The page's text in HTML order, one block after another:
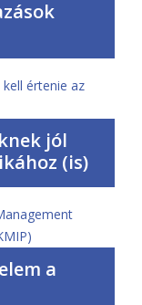
jól
(is)
a